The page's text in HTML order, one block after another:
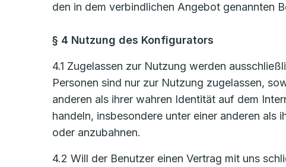
den in dem verbindlichen Angebot genannten
§ 4 Nutzung des Konfigurators
4.1 Zugelassen zur Nutzung werden
Personen sind nur zur Nutzung zugelassen,
anderen als ihrer wahren Identität auf dem
handeln, insbesondere unter einer anderen
oder anzubahnen.
4.2 Will der Benutzer einen Vertrag mit uns